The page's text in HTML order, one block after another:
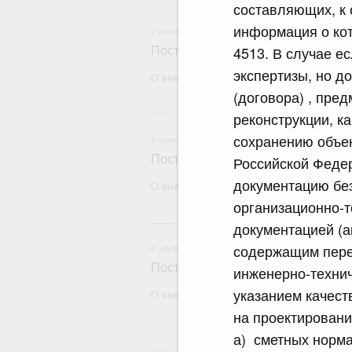
составляющих, к
информация о
4513. В случае
экспертизы, но
(договора) ,
реконструкции,
сохранению
Российской
документацию
организационно-
документацией
содержащим
инженерно-
указанием
на
а) сметных
Постановление Правительства
О внесении изменений в некоторые
6
Постановление Правительства
О внесении изменений в некоторые
Постановление Правительства
О внесении изменений в некоторые